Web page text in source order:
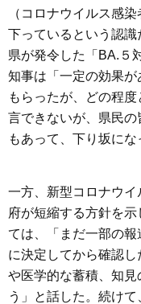
（コロナウイルス感
下っているという認
県が発令した「BA.５
知事は「一定の効果
もらったが、どの程
言できないが、県民
もあって、下り坂にな
一方、新型コロナウ
府が短縮する方針を
ては、「まだ一部の
に決定してから確認
や医学的な蓄積、知
う」と話した。続け